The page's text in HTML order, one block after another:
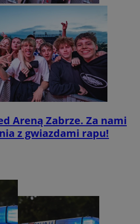
Areną Zabrze. Za nami
z gwiazdami rapu!